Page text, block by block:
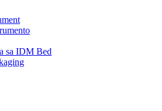
sa IDM Bed